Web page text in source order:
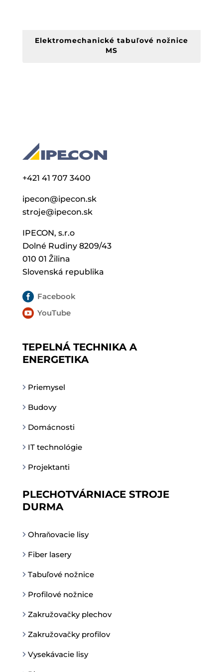
Elektromechanické tabuľové nožnice
MS
+421 41 707 3400
ipecon@ipecon.sk
stroje@ipecon.sk
IPECON, s.r.o
Dolné Rudiny 8209/43
010 01 Žilina
Slovenská republika
 Facebook
 YouTube
TEPELNÁ TECHNIKA A
ENERGETIKA
Priemysel
Budovy
Domácnosti
IT technológie
Projektanti
PLECHOTVÁRNIACE STROJE
DURMA
Ohraňovacie lisy
Fiber lasery
Tabuľové nožnice
Profilové nožnice
Zakružovačky plechov
Zakružovačky profilov
Vysekávacie lisy